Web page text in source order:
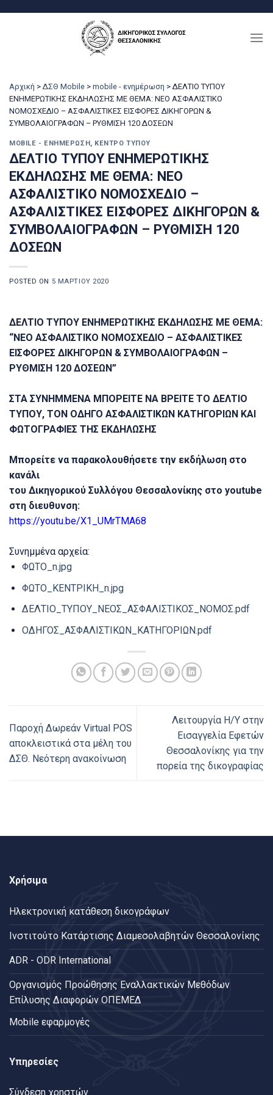
Αρχική > ΔΣΘ Mobile > mobile - ενημέρωση > ΔΕΛΤΙΟ ΤΥΠΟΥ
ΕΝΗΜΕΡΩΤΙΚΗΣ ΕΚΔΗΛΩΣΗΣ ΜΕ ΘΕΜΑ: ΝΕΟ ΑΣΦΑΛΙΣΤΙΚΟ
ΝΟΜΟΣΧΕΔΙΟ – ΑΣΦΑΛΙΣΤΙΚΕΣ ΕΙΣΦΟΡΕΣ ΔΙΚΗΓΟΡΩΝ &
ΣΥΜΒΟΛΑΙΟΓΡΑΦΩΝ – ΡΥΘΜΙΣΗ 120 ΔΟΣΕΩΝ
MOBILE - ΕΝΗΜΈΡΩΣΗ, ΚΈΝΤΡΟ ΤΎΠΟΥ
ΔΕΛΤΙΟ ΤΥΠΟΥ ΕΝΗΜΕΡΩΤΙΚΗΣ
ΕΚΔΗΛΩΣΗΣ ΜΕ ΘΕΜΑ: ΝΕΟ
ΑΣΦΑΛΙΣΤΙΚΟ ΝΟΜΟΣΧΕΔΙΟ –
ΑΣΦΑΛΙΣΤΙΚΕΣ ΕΙΣΦΟΡΕΣ ΔΙΚΗΓΟΡΩΝ &
ΣΥΜΒΟΛΑΙΟΓΡΑΦΩΝ – ΡΥΘΜΙΣΗ 120
ΔΟΣΕΩΝ
POSTED ON 5 ΜΑΡΤΊΟΥ 2020
ΔΕΛΤΙΟ ΤΥΠΟΥ ΕΝΗΜΕΡΩΤΙΚΗΣ ΕΚΔΗΛΩΣΗΣ ΜΕ ΘΕΜΑ:
“ΝΕΟ ΑΣΦΑΛΙΣΤΙΚΟ ΝΟΜΟΣΧΕΔΙΟ – ΑΣΦΑΛΙΣΤΙΚΕΣ
ΕΙΣΦΟΡΕΣ ΔΙΚΗΓΟΡΩΝ & ΣΥΜΒΟΛΑΙΟΓΡΑΦΩΝ –
ΡΥΘΜΙΣΗ 120 ΔΟΣΕΩΝ”
ΣΤΑ ΣΥΝΗΜΜΕΝΑ ΜΠΟΡΕΙΤΕ ΝΑ ΒΡΕΙΤΕ ΤΟ ΔΕΛΤΙΟ
ΤΥΠΟΥ, ΤΟΝ ΟΔΗΓΟ ΑΣΦΑΛΙΣΤΙΚΩΝ ΚΑΤΗΓΟΡΙΩΝ ΚΑΙ
ΦΩΤΟΓΡΑΦΙΕΣ ΤΗΣ ΕΚΔΗΛΩΣΗΣ
Μπορείτε να παρακολουθήσετε την εκδήλωση στο
κανάλι
του Δικηγορικού Συλλόγου Θεσσαλονίκης στο youtube
στη διευθυνση:
https://youtu.be/X1_UMrTMA68
Συνημμένα αρχεία:
ΦΩΤΟ_n.jpg
ΦΩΤΟ_ΚΕΝΤΡΙΚΗ_n.jpg
ΔΕΛΤΙΟ_ΤΥΠΟΥ_ΝΕΟΣ_ΑΣΦΑΛΙΣΤΙΚΟΣ_ΝΟΜΟΣ.pdf
ΟΔΗΓΟΣ_ΑΣΦΑΛΙΣΤΙΚΩΝ_ΚΑΤΗΓΟΡΙΩΝ.pdf
Παροχή Δωρεάν Virtual POS
αποκλειστικά στα μέλη του
ΔΣΘ. Νεότερη ανακοίνωση
Λειτουργία Η/Υ στην
Εισαγγελία Εφετών
Θεσσαλονίκης για την
πορεία της δικογραφίας
Χρήσιμα
Ηλεκτρονική κατάθεση δικογράφων
Ινστιτούτο Κατάρτισης Διαμεσολαβητών Θεσσαλονίκης
ADR - ODR International
Oργανισμός Προώθησης Εναλλακτικών Μεθόδων
Επίλυσης Διαφορών ΟΠΕΜΕΔ
Mobile εφαρμογές
Υπηρεσίες
Σύνδεση χρηστών